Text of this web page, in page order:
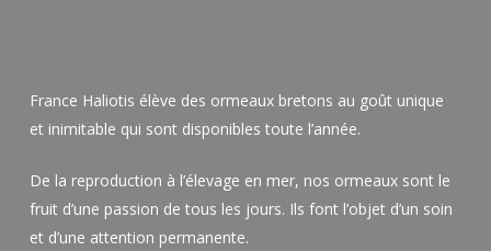
France Haliotis élève des ormeaux bretons au goût unique
et inimitable qui sont disponibles toute l’année.
De la reproduction à l’élevage en mer, nos ormeaux sont le
fruit d’une passion de tous les jours. Ils font l’objet d’un soin
et d’une attention permanente.